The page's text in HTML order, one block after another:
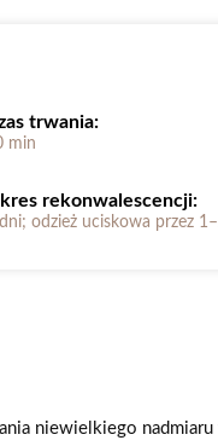
trwania:
min
rekonwalescencji:
odzież uciskowa przez
niewielkiego